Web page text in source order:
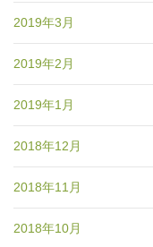
2019年3月
2019年2月
2019年1月
2018年12月
2018年11月
2018年10月